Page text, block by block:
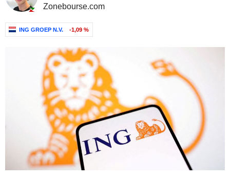
Zonebourse.com
ING GROEP N.V. -1,09 %